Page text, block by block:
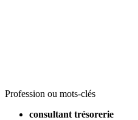
Profession ou mots-clés
consultant trésorerie